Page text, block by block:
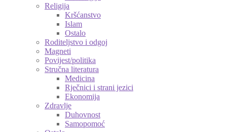
Religija
Kršćanstvo
Islam
Ostalo
Roditeljstvo i odgoj
Magneti
Povijest/politika
Stručna literatura
Medicina
Rječnici i strani jezici
Ekonomija
Zdravlje
Duhovnost
Samopomoć